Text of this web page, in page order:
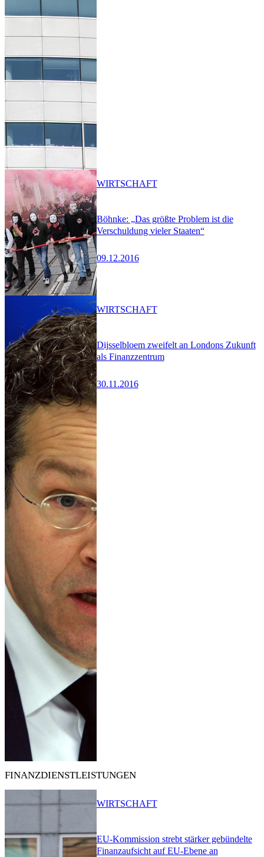
Böhnke: „Das größte Problem ist die
Verschuldung vieler Staaten“
09.12.2016
WIRTSCHAFT
Dijsselbloem zweifelt an Londons Zukunft
als Finanzzentrum
30.11.2016
WIRTSCHAFT
FINANZDIENSTLEISTUNGEN
EU-Kommission strebt stärker gebündelte
Finanzaufsicht auf EU-Ebene an
WIRTSCHAFT